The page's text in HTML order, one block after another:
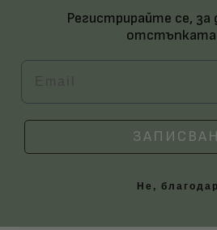
Регистрирайте се, за
отстъпката
Email
Не,